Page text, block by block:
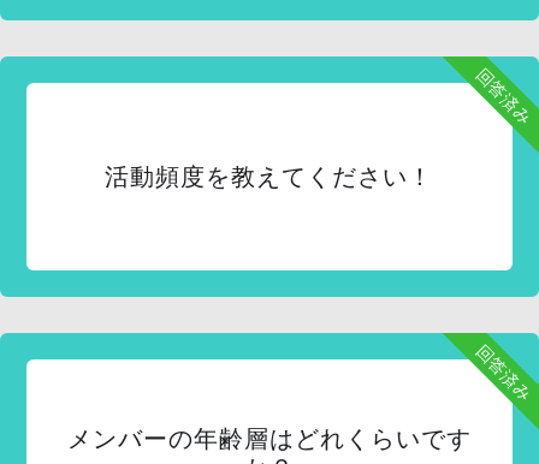
回答済み
活動頻度を教えてください！
回答済み
メンバーの年齢層はどれくらいです